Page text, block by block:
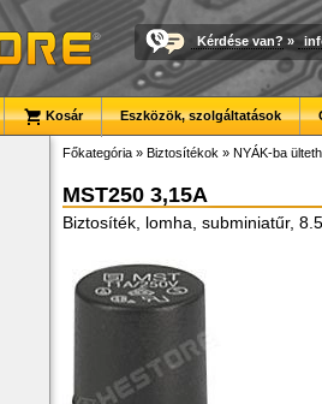
Kérdése van? »
Kosár Eszközök, szolgáltatások
Főkategória » Biztosítékok » NYÁK-ba
MST250 3,15A
Biztosíték, lomha, subminiatűr,